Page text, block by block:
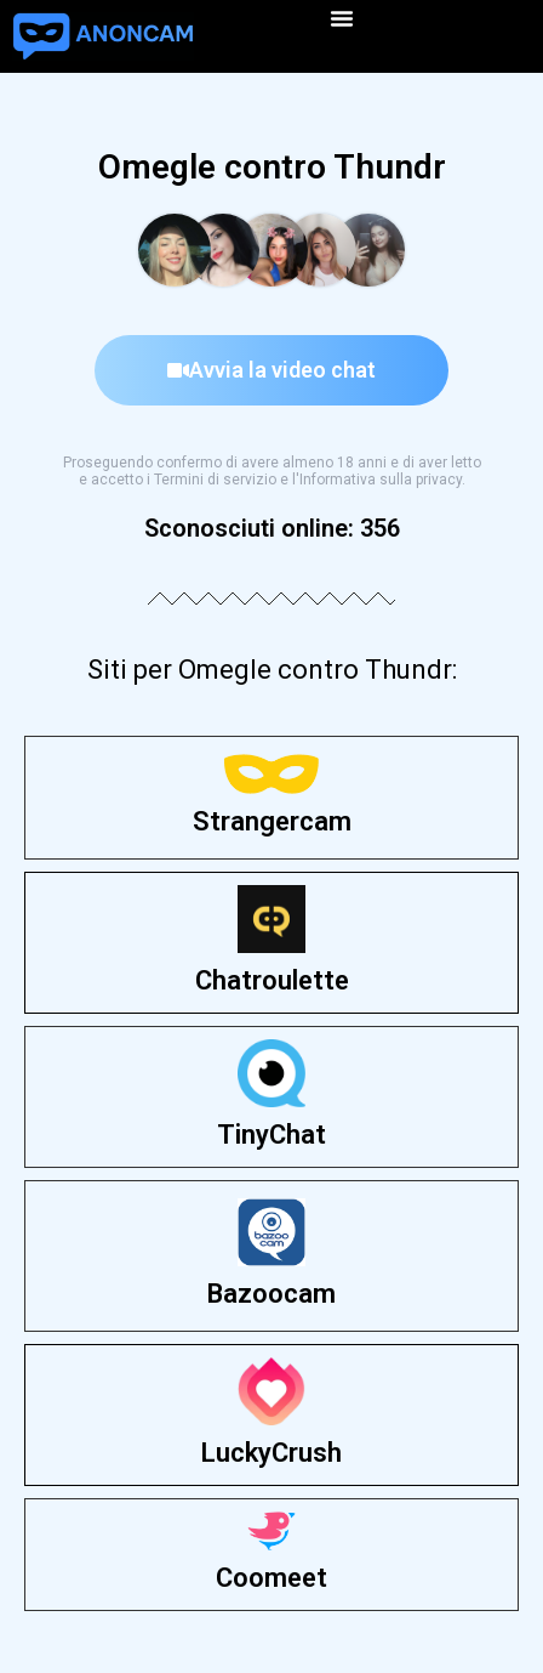
Omegle contro Thundr
Avvia la video chat
Proseguendo confermo di avere almeno 18 anni e di aver letto
e accetto i Termini di servizio e l'Informativa sulla privacy.
Sconosciuti online: 356
Siti per Omegle contro Thundr:
Strangercam
Chatroulette
TinyChat
Bazoocam
LuckyCrush
Coomeet